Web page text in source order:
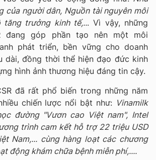
của người dân, Nguồn tài nguyên môi
tăng trưởng kinh tế,... Vì vậy, những
đang góp phần tạo nên một môi
phát triển, bền vững cho doanh
dài, đồng thời thể hiện đạo đức kinh
hình ảnh thương hiệu đáng tin cậy.
đã rất phổ biến trong những năm
chiến lược nổi bật như: Vinamilk
đường "Vươn cao Việt nam", Intel
trình cam kết hỗ trợ 22 triệu USD
Nam,... cùng hàng loạt các chương
động khám chữa bệnh miễn phí,....